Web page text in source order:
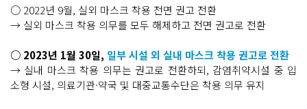
○ 2022년 9월, 실외 마스크 착용 전면 권고 전환
→ 실외 마스크 착용 의무를 모두 해제하고 전면 권고로 전환
○ 2023년 1월 30일, 일부 시설 외 실내 마스크 착용 권고로 전환
→ 실내 마스크 착용 의무는 권고로 전환하되, 감염취약시설 중 입
소형 시설, 의료기관·약국 및 대중교통수단은 착용 의무 유지